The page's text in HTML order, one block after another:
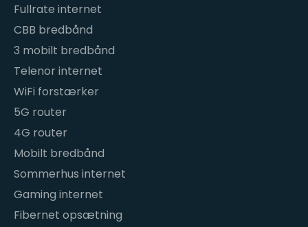
Fullrate internet
CBB bredbånd
3 mobilt bredbånd
Telenor internet
WiFi forstærker
5G router
4G router
Mobilt bredbånd
Sommerhus internet
Gaming internet
Fibernet opsætning